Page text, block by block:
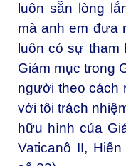
luôn sẵn lòng
mà anh em đưa
luôn có sự tham
Giám mục trong
người theo cách
với tôi trách
hữu hình của
Vaticanô II,